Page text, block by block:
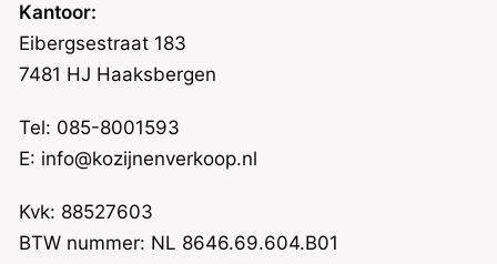
Kantoor:
Eibergsestraat 183
7481 HJ Haaksbergen
Tel: 085-8001593
E: info@kozijnenverkoop.nl
Kvk: 88527603
BTW nummer: NL 8646.69.604.B01